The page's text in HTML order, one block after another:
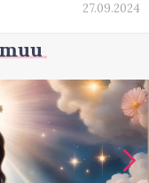
27.09.2024